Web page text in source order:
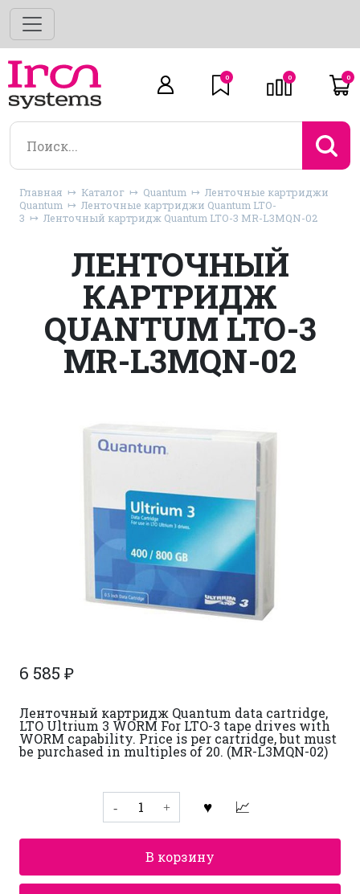
0 0 0
Главная Каталог Quantum
Ленточные картриджи
Quantum
Ленточные картриджи Quantum LTO-
3
Ленточный картридж Quantum LTO-3 MR-L3MQN-02
ЛЕНТОЧНЫЙ
КАРТРИДЖ
QUANTUM LTO-3
MR-L3MQN-02
6 585 ₽
Ленточный картридж Quantum data cartridge,
LTO Ultrium 3 WORM For LTO-3 tape drives with
WORM capability. Price is per cartridge, but must
be purchased in multiples of 20. (MR-L3MQN-02)
Количество
товара
Ленточный
картридж
Quantum
3
MR-
В корзину